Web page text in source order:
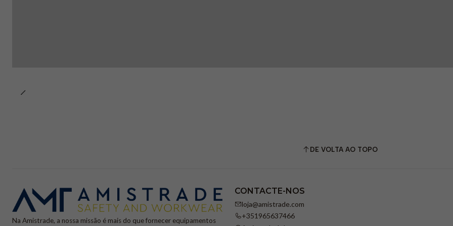
DE VOLTA AO TOPO
Na Amistrade, a nossa missão é mais do que fornecer equipamentos
CONTACTE-NOS
loja@amistrade.com
+351965637466